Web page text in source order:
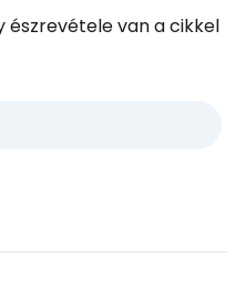
észrevétele van a cikkel